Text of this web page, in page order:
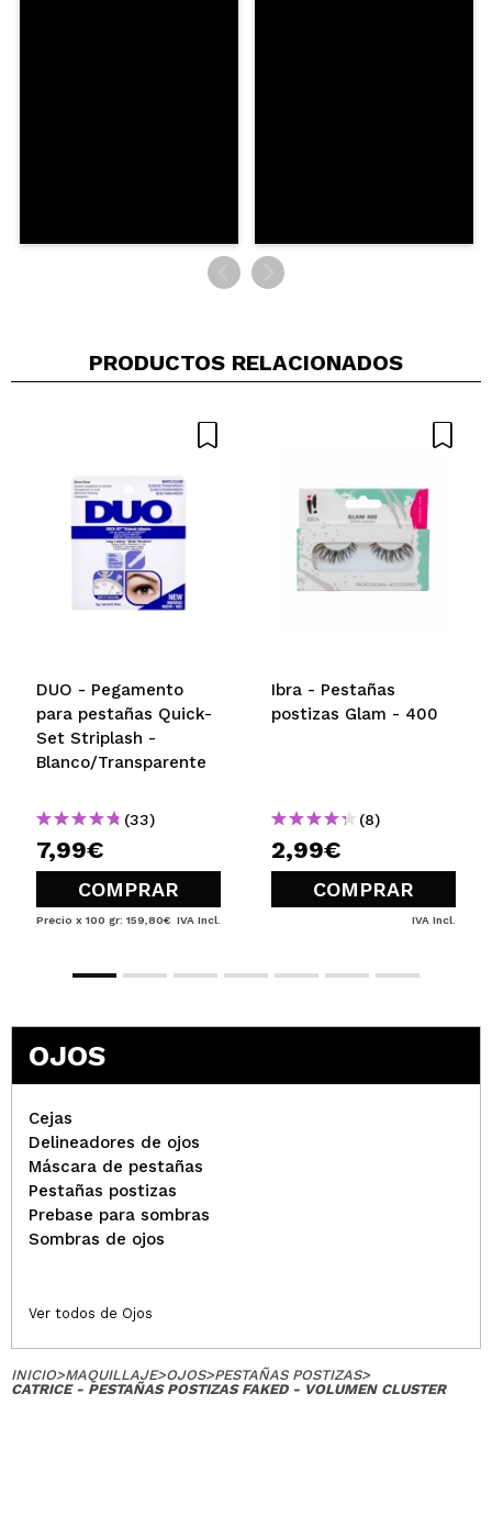
PRODUCTOS RELACIONADOS
DUO - Pegamento
para pestañas Quick-
Set Striplash -
Blanco/Transparente
(33)
7,99€
COMPRAR
Precio x 100 gr: 159,80€ IVA Incl.
Ibra - Pestañas
postizas Glam - 400
(8)
2,99€
COMPRAR
IVA Incl.
OJOS
Cejas
Delineadores de ojos
Máscara de pestañas
Pestañas postizas
Prebase para sombras
Sombras de ojos
Ver todos de Ojos
INICIO>MAQUILLAJE>OJOS>PESTAÑAS POSTIZAS>
CATRICE - PESTAÑAS POSTIZAS FAKED - VOLUMEN CLUSTER